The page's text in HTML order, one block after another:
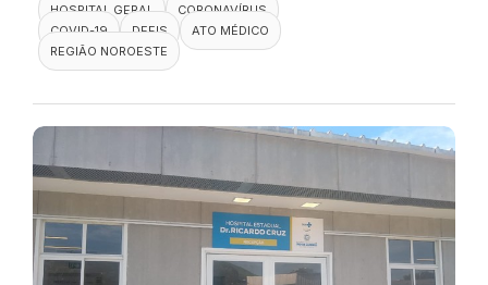
HOSPITAL GERAL
CORONAVÍRUS
COVID-19
DEFIS
ATO MÉDICO
REGIÃO NOROESTE